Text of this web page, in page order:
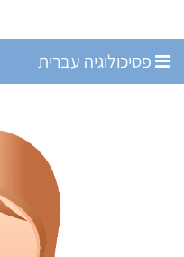
פסיכולוגיה עברית